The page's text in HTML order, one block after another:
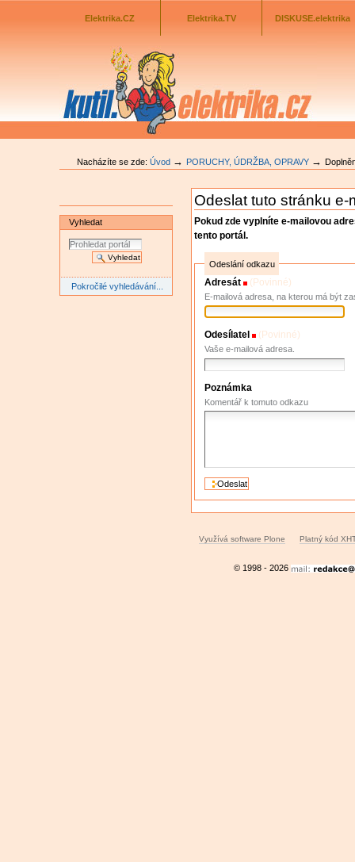
Odkazník
Elektrika.CZ
Elektrika.TV DISKUSE.elektrika
Nacházíte se zde: Úvod → PORUCHY, ÚDRŽBA, OPRAVY →
Vyhledat
Pokročilé vyhledávání...
Odeslat tuto stránku e-
Pokud zde vyplníte e-mailovou
tento portál.
Odeslání odkazu
Adresát (Povinné)
E-mailová adresa, na kterou má být
Odesílatel (Povinné)
Vaše e-mailová adresa.
Poznámka
Komentář k tomuto odkazu
Využívá software Plone Platný kód
© 1998 - 2026